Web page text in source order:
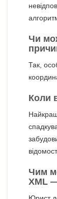
Чи
Так,
Коли
Чим
XML